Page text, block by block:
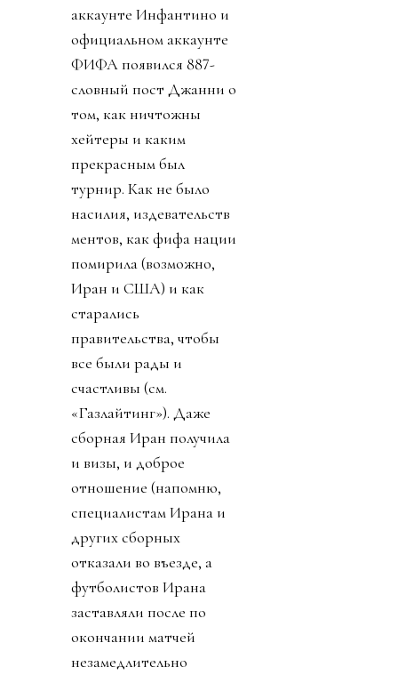
аккаунте Инфантино и
официальном аккаунте
ФИФА появился 887-
словный пост Джанни о
том, как ничтожны
хейтеры и каким
прекрасным был
турнир. Как не было
насилия, издевательств
ментов, как фифа нации
помирила (возможно,
Иран и США) и как
старались
правительства, чтобы
все были рады и
счастливы (см.
«Газлайтинг»). Даже
сборная Иран получила
и визы, и доброе
отношение (напомню,
специалистам Ирана и
других сборных
отказали во въезде, а
футболистов Ирана
заставляли после по
окончании матчей
незамедлительно